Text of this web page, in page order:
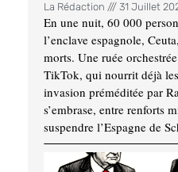
La Rédaction 31 Juillet
En une nuit, 60 000
l’enclave espagnole,
morts. Une ruée
TikTok, qui nourrit déjà
invasion préméditée par
s’embrase, entre renforts
suspendre l’Espagne de